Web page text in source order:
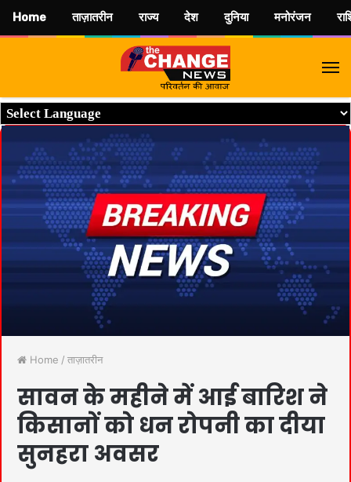
Home / ताज़ातरीन
सावन के महीने में आई बारिश ने
किसानों को धन रोपनी का दीया
सुनहरा अवसर
Home ताज़ातरीन राज्य देश दुनिया मनोरंजन